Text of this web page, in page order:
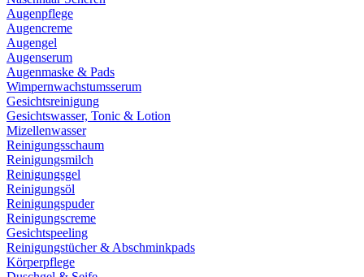
Augenpflege
Augencreme
Augengel
Augenserum
Augenmaske & Pads
Wimpernwachstumsserum
Gesichtsreinigung
Gesichtswasser, Tonic & Lotion
Mizellenwasser
Reinigungsschaum
Reinigungsmilch
Reinigungsgel
Reinigungsöl
Reinigungspuder
Reinigungscreme
Gesichtspeeling
Reinigungstücher & Abschminkpads
Körperpflege